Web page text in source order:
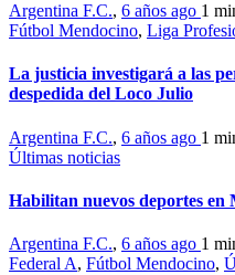
Argentina F.C., 6 años ago 1
Fútbol Mendocino, Liga
La justicia investigará a las
despedida del Loco Julio
Argentina F.C., 6 años ago 1
Últimas noticias
Habilitan nuevos deportes en
Argentina F.C., 6 años ago 1
Federal A, Fútbol Mendocino,